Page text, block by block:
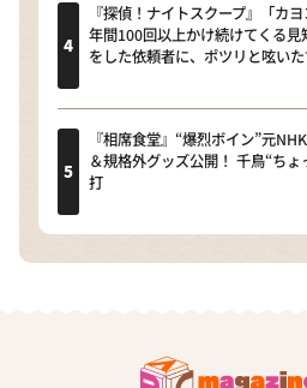
『探偵！ナイトスクープ』「カ
年間100回以上かけ続けてくる見
をした依頼者に、ポツリと呟い
『相席食堂』“爆烈ボイン”元
＆規格外グッズ公開！ 千鳥“ち
打